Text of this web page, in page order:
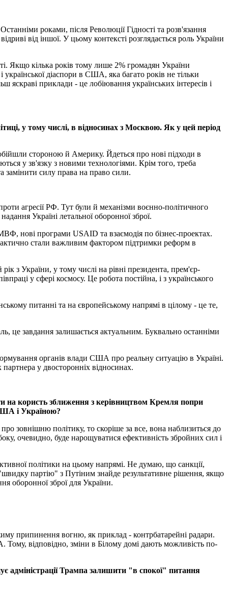
роками, після Революції Гідності та розв'язання
від іншої. У цьому контексті розглядається роль України
Якщо кілька років тому лише 2% громадян України
діаспори в США, яка багато років не тільки
яскраві приклади - це лобіювання українських інтересів і
у тому числі, в відносинах з Москвою. Як у цей період
стороною й Америку. Йдеться про нові підходи в
у зв'язку з новими технологіями. Крім того, треба
замінити силу права на право сили.
агресії РФ. Тут були й механізми воєнно-політичного
Україні летальної оборонної зброї.
нові програми USAID та взаємодія по бізнес-проектах.
стали важливим фактором підтримки реформ в
з України, у тому числі на рівні президента, прем'єр-
у сфері космосу. Це робота постійна, і з українського
питанні та на європейському напрямі в цілому - це те,
це завдання залишається актуальним. Буквально останніми
органів влади США про реальну ситуацію в Україні.
у двосторонніх відносинах.
на користь зближення з керівництвом Кремля попри
і Україною?
зовнішню політику, то скоріше за все, вона наблизиться до
очевидно, буде нарощуватися ефективність збройних сил і
політики на цьому напрямі. Не думаю, що санкції,
партію" з Путіним знайде результативне рішення, якщо
оборонної зброї для України.
припинення вогню, як приклад - контрбатарейні радари.
відповідно, зміни в Білому домі дають можливість по-
адміністрації Трампа залишити "в спокої" питання